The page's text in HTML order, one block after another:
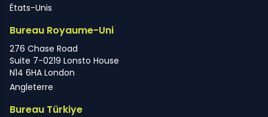
États-Unis
Bureau Royaume-Uni
276 Chase Road
Suite 7-0219 Lonsto House
N14 6HA London
Angleterre
Bureau Türkiye